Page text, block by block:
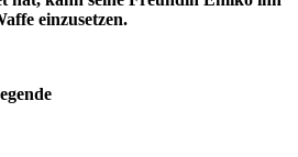
einzusetzen.